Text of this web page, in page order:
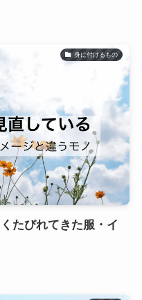
身に付けるもの
たびれてきた服・イ